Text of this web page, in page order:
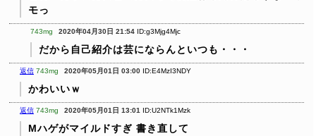
モっ
743mg 2020年04月30日 21:54 ID:g3Mjg4Mjc
だから自己紹介は芸にならんといつも・・・
返信 743mg 2020年05月01日 03:00 ID:E4MzI3NDY
かわいいｗ
返信 743mg 2020年05月01日 13:01 ID:U2NTk1Mzk
Mハゲがマイルドすぎ 書き直して